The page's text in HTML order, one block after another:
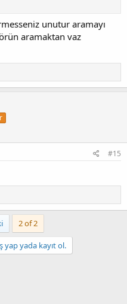
unutur aramayı
aramaktan vaz
#15
2 of 2
yap yada kayıt ol.